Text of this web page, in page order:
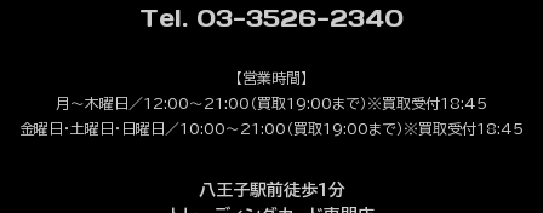
Tel. 03-3526-2340
【営業時間】
月～木曜日／12:00～21:00（買取19:00まで）※買取受付18:45
金曜日・土曜日・日曜日／10:00～21:00（買取19:00まで）※買取受付18:45
八王子駅前徒歩1分